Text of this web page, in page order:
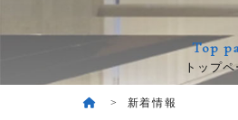
Top
トップペ
新着情報